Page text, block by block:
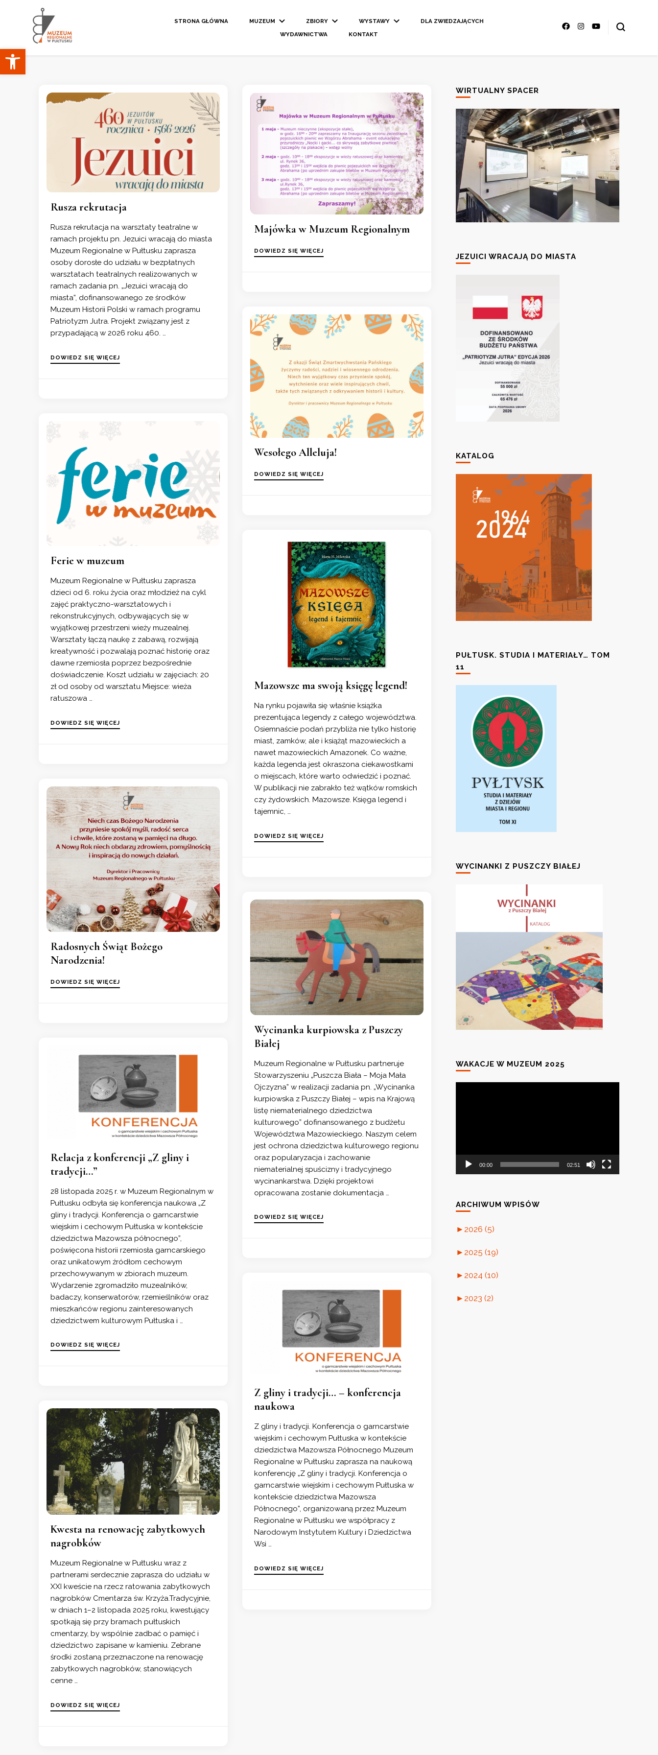
Otwórz pasek narzędzi
STRONA GŁÓWNA MUZEUM ZBIORY WYSTAWY
DLA ZWIEDZAJĄCYCH
WYDAWNICTWA
KONTAKT
Rusza rekrutacja
Rusza rekrutacja na warsztaty teatralne w
ramach projektu pn. Jezuici wracają do miasta
Muzeum Regionalne w Pułtusku zaprasza
osoby dorosłe do udziału w bezpłatnych
warsztatach teatralnych realizowanych w
ramach zadania pn. „Jezuici wracają do
miasta”, dofinansowanego ze środków
Muzeum Historii Polski w ramach programu
Patriotyzm Jutra. Projekt związany jest z
przypadającą w 2026 roku 460. …
DOWIEDZ SIĘ WIĘCEJ
Majówka w Muzeum Regionalnym
DOWIEDZ SIĘ WIĘCEJ
Wesołego Alleluja!
DOWIEDZ SIĘ WIĘCEJ
Ferie w muzeum
Muzeum Regionalne w Pułtusku zaprasza
dzieci od 6. roku życia oraz młodzież na cykl
zajęć praktyczno-warsztatowych i
rekonstrukcyjnych, odbywających się w
wyjątkowej przestrzeni wieży muzealnej.
Warsztaty łączą naukę z zabawą, rozwijają
kreatywność i pozwalają poznać historię oraz
dawne rzemiosła poprzez bezpośrednie
doświadczenie. Koszt udziału w zajęciach: 20
zł od osoby od warsztatu Miejsce: wieża
ratuszowa …
DOWIEDZ SIĘ WIĘCEJ
Mazowsze ma swoją księgę legend!
Na rynku pojawiła się właśnie książka
prezentująca legendy z całego województwa.
Osiemnaście podań przybliża nie tylko historię
miast, zamków, ale i książąt mazowieckich a
nawet mazowieckich Amazonek. Co ważne,
każda legenda jest okraszona ciekawostkami
o miejscach, które warto odwiedzić i poznać.
W publikacji nie zabrakło też wątków romskich
czy żydowskich. Mazowsze. Księga legend i
tajemnic, …
DOWIEDZ SIĘ WIĘCEJ
Radosnych Świąt Bożego
Narodzenia!
DOWIEDZ SIĘ WIĘCEJ
Wycinanka kurpiowska z Puszczy
Białej
Muzeum Regionalne w Pułtusku partneruje
Stowarzyszeniu „Puszcza Biała – Moja Mała
Ojczyzna” w realizacji zadania pn. „Wycinanka
kurpiowska z Puszczy Białej – wpis na Krajową
listę niematerialnego dziedzictwa
kulturowego” dofinansowanego z budżetu
Województwa Mazowieckiego. Naszym celem
jest ochrona dziedzictwa kulturowego regionu
oraz popularyzacja i zachowanie
niematerialnej spuścizny i tradycyjnego
wycinankarstwa. Dzięki projektowi
opracowana zostanie dokumentacja …
DOWIEDZ SIĘ WIĘCEJ
Relacja z konferencji „Z gliny i
tradycji…”
28 listopada 2025 r. w Muzeum Regionalnym w
Pułtusku odbyła się konferencja naukowa „Z
gliny i tradycji. Konferencja o garncarstwie
wiejskim i cechowym Pułtuska w kontekście
dziedzictwa Mazowsza północnego”,
poświęcona historii rzemiosła garncarskiego
oraz unikatowym źródłom cechowym
przechowywanym w zbiorach muzeum.
Wydarzenie zgromadziło muzealników,
badaczy, konserwatorów, rzemieślników oraz
mieszkańców regionu zainteresowanych
dziedzictwem kulturowym Pułtuska i …
DOWIEDZ SIĘ WIĘCEJ
Z gliny i tradycji… – konferencja
naukowa
Z gliny i tradycji. Konferencja o garncarstwie
wiejskim i cechowym Pułtuska w kontekście
dziedzictwa Mazowsza Północnego Muzeum
Regionalne w Pułtusku zaprasza na naukową
konferencję „Z gliny i tradycji. Konferencja o
garncarstwie wiejskim i cechowym Pułtuska w
kontekście dziedzictwa Mazowsza
Północnego”, organizowaną przez Muzeum
Regionalne w Pułtusku we współpracy z
Narodowym Instytutem Kultury i Dziedzictwa
Wsi …
DOWIEDZ SIĘ WIĘCEJ
Kwesta na renowację zabytkowych
nagrobków
Muzeum Regionalne w Pułtusku wraz z
partnerami serdecznie zaprasza do udziału w
XXI kweście na rzecz ratowania zabytkowych
nagrobków Cmentarza św. Krzyża.Tradycyjnie,
w dniach 1–2 listopada 2025 roku, kwestujący
spotkają się przy bramach pułtuskich
cmentarzy, by wspólnie zadbać o pamięć i
dziedzictwo zapisane w kamieniu. Zebrane
środki zostaną przeznaczone na renowację
zabytkowych nagrobków, stanowiących
cenne …
DOWIEDZ SIĘ WIĘCEJ
WIRTUALNY SPACER
JEZUICI WRACAJĄ DO MIASTA
KATALOG
PUŁTUSK. STUDIA I MATERIAŁY… TOM
11
WYCINANKI Z PUSZCZY BIAŁEJ
WAKACJE W MUZEUM 2025
00:00 02:51
ARCHIWUM WPISÓW
► 2026 (5)
► 2025 (19)
► 2024 (10)
► 2023 (2)